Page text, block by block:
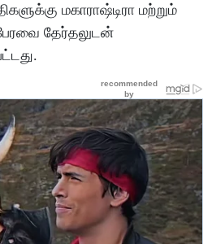
மகாராஷ்டிரா மற்றும்
தேர்தலுடன்